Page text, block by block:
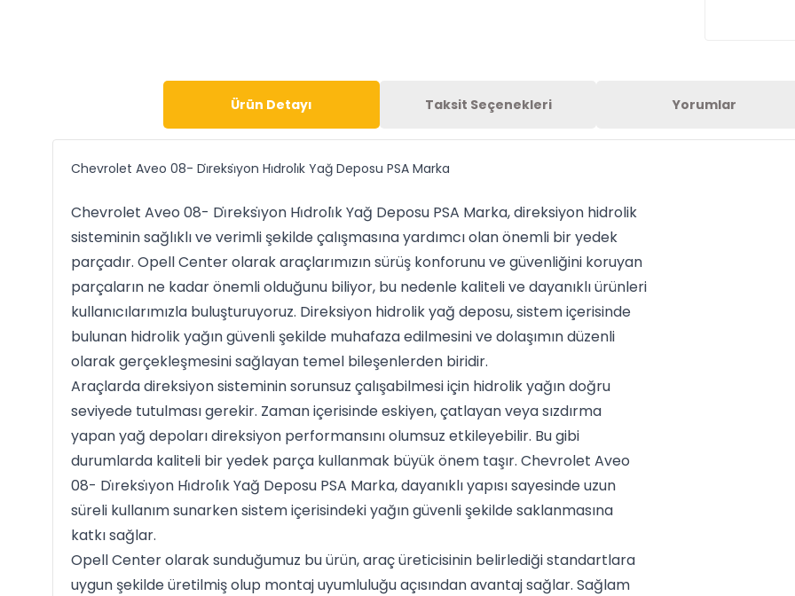
Ürün Detayı Taksit Seçenekleri Yorumlar
Chevrolet Aveo 08- Di̇reksi̇yon Hi̇droli̇k Yağ Deposu PSA Marka
Chevrolet Aveo 08- Di̇reksi̇yon Hi̇droli̇k Yağ Deposu PSA Marka, direksiyon hidrolik
sisteminin sağlıklı ve verimli şekilde çalışmasına yardımcı olan önemli bir yedek
parçadır. Opell Center olarak araçlarımızın sürüş konforunu ve güvenliğini koruyan
parçaların ne kadar önemli olduğunu biliyor, bu nedenle kaliteli ve dayanıklı ürünleri
kullanıcılarımızla buluşturuyoruz. Direksiyon hidrolik yağ deposu, sistem içerisinde
bulunan hidrolik yağın güvenli şekilde muhafaza edilmesini ve dolaşımın düzenli
olarak gerçekleşmesini sağlayan temel bileşenlerden biridir.
Araçlarda direksiyon sisteminin sorunsuz çalışabilmesi için hidrolik yağın doğru
seviyede tutulması gerekir. Zaman içerisinde eskiyen, çatlayan veya sızdırma
yapan yağ depoları direksiyon performansını olumsuz etkileyebilir. Bu gibi
durumlarda kaliteli bir yedek parça kullanmak büyük önem taşır. Chevrolet Aveo
08- Di̇reksi̇yon Hi̇droli̇k Yağ Deposu PSA Marka, dayanıklı yapısı sayesinde uzun
süreli kullanım sunarken sistem içerisindeki yağın güvenli şekilde saklanmasına
katkı sağlar.
Opell Center olarak sunduğumuz bu ürün, araç üreticisinin belirlediği standartlara
uygun şekilde üretilmiş olup montaj uyumluluğu açısından avantaj sağlar. Sağlam